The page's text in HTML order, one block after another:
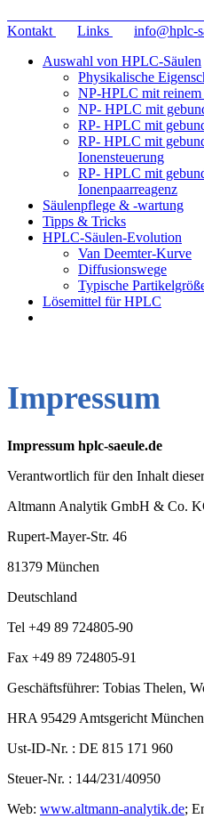
Kontakt
Links
info@hplc-
Auswahl von HPLC-Säulen
Physikalische
NP-HPLC mit reinem
NP- HPLC mit
RP- HPLC mit
RP- HPLC mit
Ionensteuerung
RP- HPLC mit
Ionenpaarreagenz
Säulenpflege & -wartung
Tipps & Tricks
HPLC-Säulen-Evolution
Van Deemter-Kurve
Diffusionswege
Typische
Lösemittel für HPLC
Impressum
Impressum hplc-saeule.de
Verantwortlich für den Inhalt
Altmann Analytik GmbH & Co.
Rupert-Mayer-Str. 46
81379 München
Deutschland
Tel +49 89 724805-90
Fax +49 89 724805-91
Geschäftsführer: Tobias Thelen,
HRA 95429 Amtsgericht München
Ust-ID-Nr. : DE 815 171 960
Steuer-Nr. : 144/231/40950
Web: www.altmann-analytik.de;